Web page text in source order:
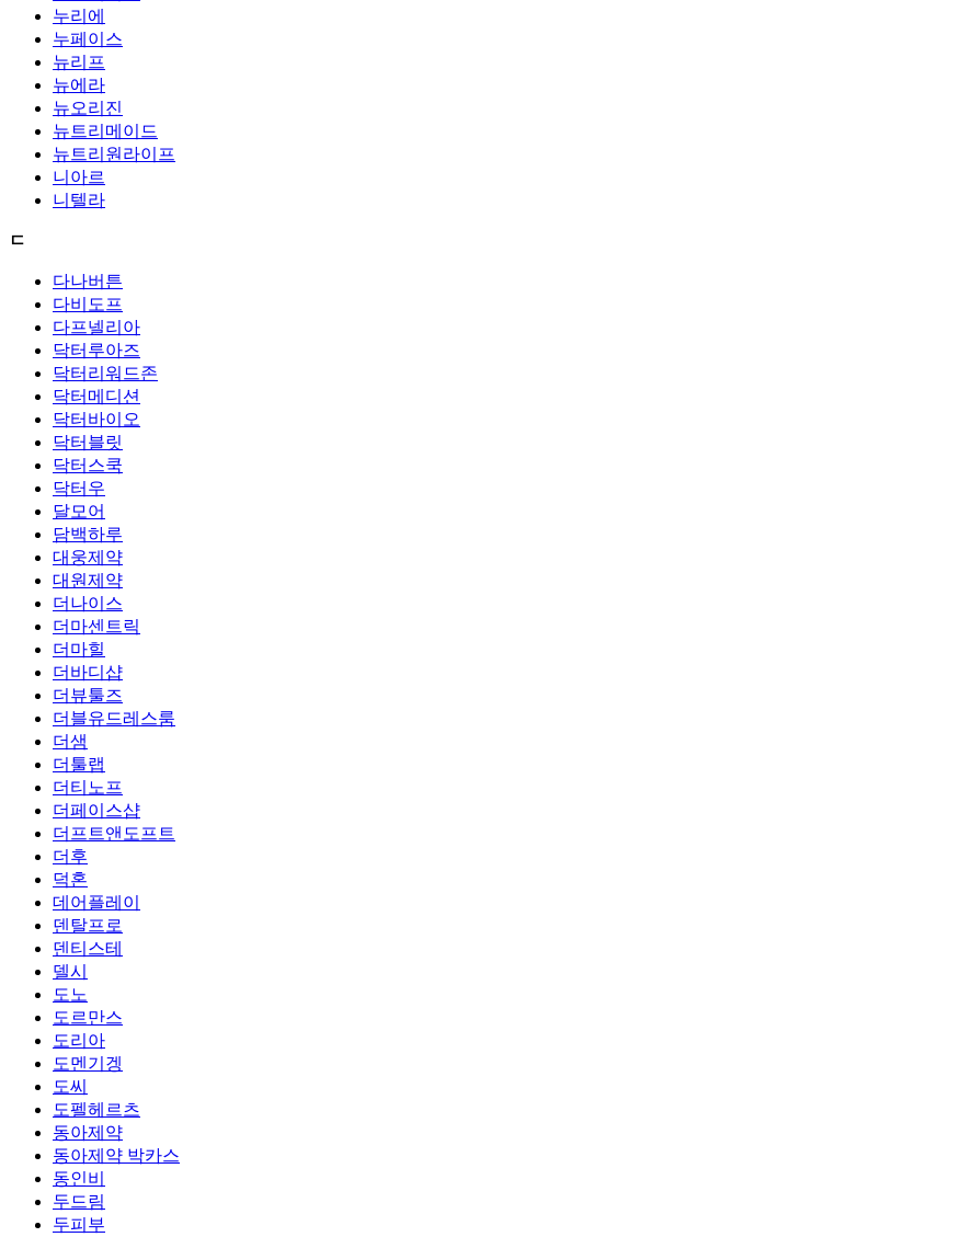
누리에
누페이스
뉴리프
뉴에라
뉴오리진
뉴트리메이드
뉴트리원라이프
니아르
니텔라
ㄷ
다나버튼
다비도프
다프넬리아
닥터루아즈
닥터리워드존
닥터메디션
닥터바이오
닥터블릿
닥터스쿡
닥터우
달모어
담백하루
대웅제약
대원제약
더나이스
더마센트릭
더마힐
더바디샵
더뷰툴즈
더블유드레스룸
더샘
더툴랩
더티노프
더페이스샵
더프트앤도프트
더후
덕혼
데어플레이
덴탈프로
덴티스테
델시
도노
도르만스
도리아
도멘기겡
도씨
도펠헤르츠
동아제약
동아제약 박카스
동인비
두드림
두피부